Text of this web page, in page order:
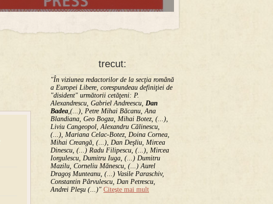
trecut:
"În viziunea redactorilor de la secţia română
a Europei Libere, corespundeau definiţiei de
"disident" următorii ce­tă­ţeni: P.
Alexandrescu, Gabriel Andreescu, Dan
Badea,(...), Petre Mihai Băcanu, Ana
Blandiana, Geo Bogza, Mihai Botez, (...),
Liviu Cangeopol, Alexandru Călinescu,
(...), Mariana Celac-Botez, Doina Cornea,
Mihai Creangă, (...), Dan Deşliu, Mircea
Dinescu, (...) Radu Filipescu, (...), Mircea
Iorgulescu, Dumitru Iuga, (...) Dumitru
Mazilu, Corneliu Mănescu, (...) Aurel
Dragoş Munteanu, (...) Vasile Paraschiv,
Constantin Pârvulescu, Dan Petrescu,
Andrei Pleşu (...)" Citeşte mai mult